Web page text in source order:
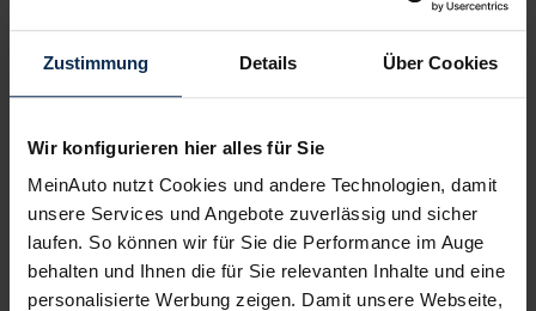
Zustimmung Details Über Cookies
Wir konfigurieren hier alles für Sie
MeinAuto nutzt Cookies und andere Technologien, damit
unsere Services und Angebote zuverlässig und sicher
laufen. So können wir für Sie die Performance im Auge
behalten und Ihnen die für Sie relevanten Inhalte und eine
personalisierte Werbung zeigen. Damit unsere Webseite,